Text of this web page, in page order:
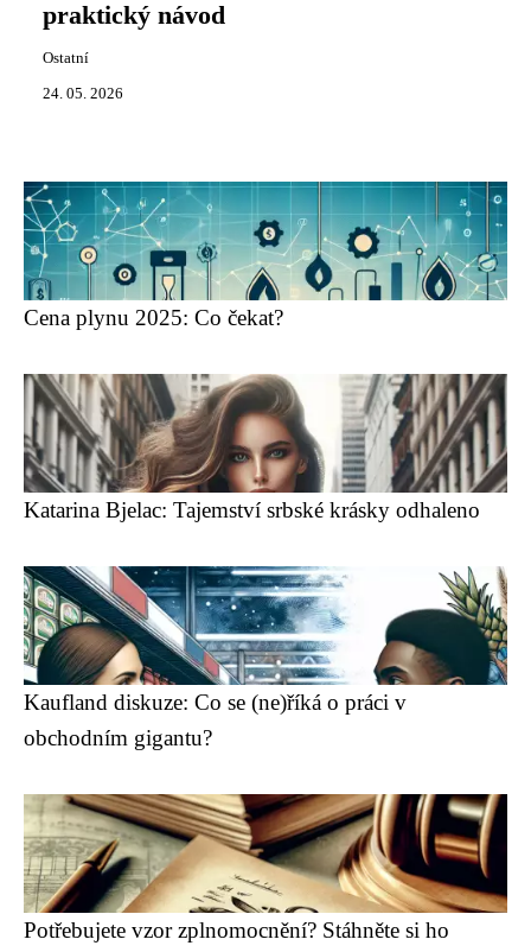
praktický návod
Ostatní
24. 05. 2026
Cena plynu 2025: Co čekat?
Katarina Bjelac: Tajemství srbské krásky odhaleno
Kaufland diskuze: Co se (ne)říká o práci v
obchodním gigantu?
Potřebujete vzor zplnomocnění? Stáhněte si ho